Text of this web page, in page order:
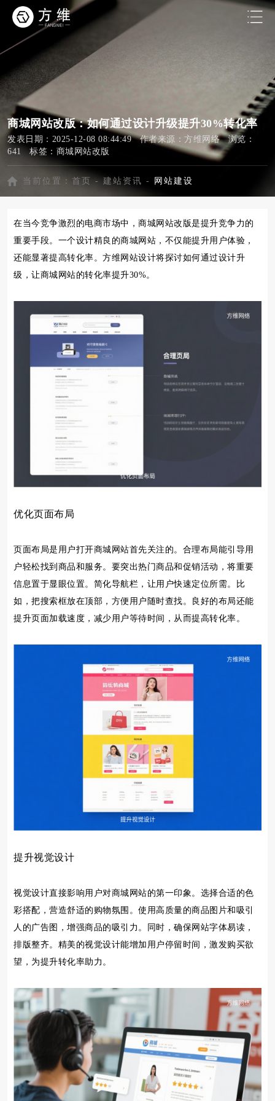
商城网站改版：如何通过设计升级提升30%转化率
发表日期：2025-12-08 08:44:49 作者来源：方维网络 浏览：
641 标签： 商城网站改版
当前位置： 首页 - 建站资讯 - 网站建设
在当今竞争激烈的电商市场中，商城网站改版是提升竞争力的
重要手段。一个设计精良的商城网站，不仅能提升用户体验，
还能显著提高转化率。方维网站设计将探讨如何通过设计升
级，让商城网站的转化率提升30%。
优化页面布局
页面布局是用户打开商城网站首先关注的。合理布局能引导用
户轻松找到商品和服务。要突出热门商品和促销活动，将重要
信息置于显眼位置。简化导航栏，让用户快速定位所需。比
如，把搜索框放在顶部，方便用户随时查找。良好的布局还能
提升页面加载速度，减少用户等待时间，从而提高转化率。
提升视觉设计
视觉设计直接影响用户对商城网站的第一印象。选择合适的色
彩搭配，营造舒适的购物氛围。使用高质量的商品图片和吸引
人的广告图，增强商品的吸引力。同时，确保网站字体易读，
排版整齐。精美的视觉设计能增加用户停留时间，激发购买欲
望，为提升转化率助力。